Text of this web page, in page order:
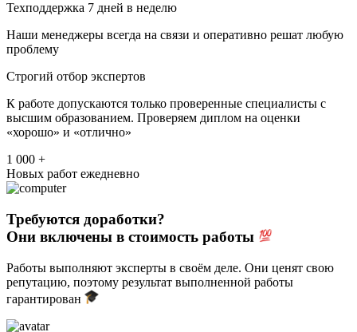
Техподдержка 7 дней в неделю
Наши менеджеры всегда на связи и оперативно решат любую
проблему
Строгий отбор экспертов
К работе допускаются только проверенные специалисты с
высшим образованием. Проверяем диплом на оценки
«хорошо» и «отлично»
1 000 +
Новых работ ежедневно
Требуются доработки?
Они включены в стоимость работы
Работы выполняют эксперты в своём деле. Они ценят свою
репутацию, поэтому результат выполненной работы
гарантирован